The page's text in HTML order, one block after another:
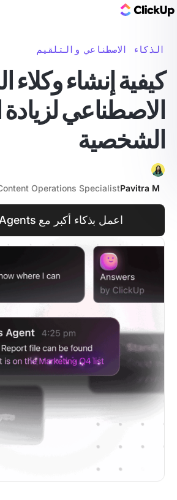
الذكاء الاصطناعي والتلقيم
كيفية إنشاء وكلاء
الاصطناعي لزيادة
الشخصية
Pavitra M
Operations Specialist
اعمل بذكاء أكبر مع ClickUp Agents